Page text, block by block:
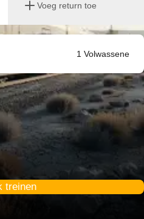
Voeg return toe
1 Volwassene
treinen